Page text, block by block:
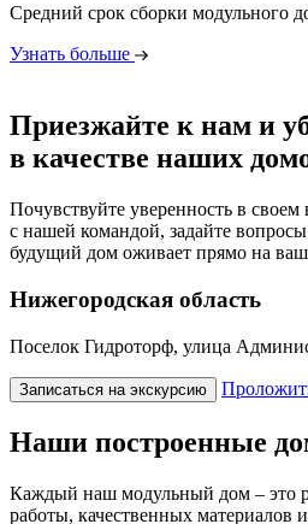
Средний срок сборки модульного
Узнать больше
Приезжайте к нам и
в качестве наших
Почувствуйте уверенность в своем
с нашей командой, задайте
будущий дом оживает прямо на
Нижегородская область
Поселок Гидроторф, улица
Записаться на экскурсию
Наши построенные
Каждый наш модульный дом – это
работы, качественных материалов